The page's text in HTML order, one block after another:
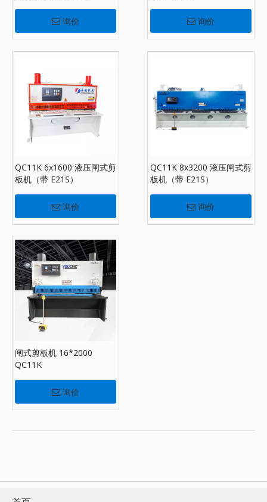
询价 询价
QC11K 6x1600 液压闸式剪
板机（带 E21S）
询价
QC11K 8x3200 液压闸式剪
板机（带 E21S）
询价
闸式剪板机 16*2000
QC11K
询价